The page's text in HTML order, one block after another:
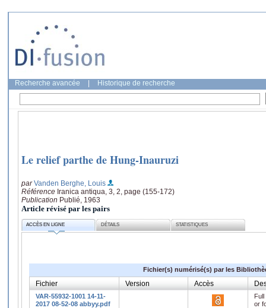
Recherche avancée Historique de recherche
Le relief parthe de Hung-Inauruzi
parVanden Berghe, Louis
Référence Iranica antiqua, 3, 2, page (155-172)
Publication Publié, 1963
Article révisé par les pairs
ACCÈS EN LIGNE DÉTAILS STATISTIQUES
Fichier(s) numérisé(s) par les
Fichier Version Accès
VAR-55932-1001 14-11-
2017 08-52-08 abbyy.pdf
or